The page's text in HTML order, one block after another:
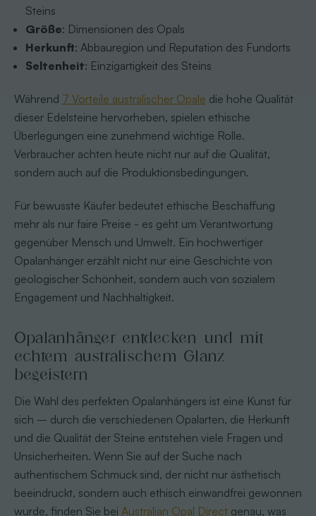
Steins
Größe: Dimensionen des Opals
Herkunft: Abbauregion und Reputation des Fundorts
Seltenheit: Einzigartigkeit des Steins
Während 7 Vorteile australischer Opale die hohe Qualität
dieser Edelsteine hervorheben, spielen ethische
Überlegungen eine zunehmend wichtige Rolle.
Verbraucher achten heute nicht nur auf die Qualität,
sondern auch auf die Produktionsbedingungen.
Für bewusste Käufer bedeutet ethische Beschaffung
mehr als nur faire Preise - es geht um Verantwortung
gegenüber Mensch und Umwelt. Ein hochwertiger
Opalanhänger erzählt nicht nur eine Geschichte von
geologischer Schönheit, sondern auch von sozialem
Engagement und Nachhaltigkeit.
Opalanhänger entdecken und mit
echtem australischem Glanz
begeistern
Die Wahl des perfekten Opalanhängers ist eine Kunst für
sich – durch die verschiedenen Opalarten, die Herkunft
und die Qualität der Steine entstehen viele Fragen und
Unsicherheiten. Wenn Sie auf der Suche nach
authentischem Schmuck sind, der nicht nur ästhetisch
beeindruckt, sondern auch ethisch einwandfrei gewonnen
wurde, finden Sie bei Australian Opal Directgenau, was